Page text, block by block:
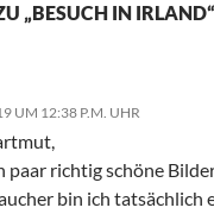
„BESUCH IN IRLAND“
UM 12:38 P.M. UHR
paar richtig schöne
bin ich tatsächlich